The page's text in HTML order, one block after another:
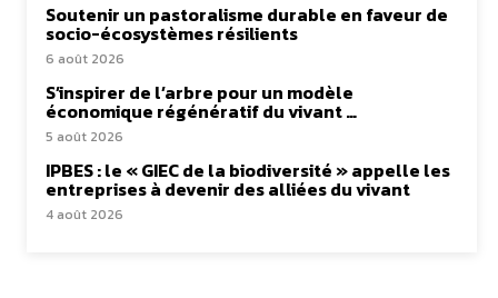
Soutenir un pastoralisme durable en faveur de
socio-écosystèmes résilients
6 août 2026
S’inspirer de l’arbre pour un modèle
économique régénératif du vivant …
5 août 2026
IPBES : le « GIEC de la biodiversité » appelle les
entreprises à devenir des alliées du vivant
4 août 2026